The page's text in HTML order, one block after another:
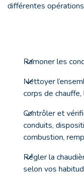
différentes
Ramoner les
Nettoyer
corps de
Contrôler et
conduits,
combustion,
Régler la
selon vos